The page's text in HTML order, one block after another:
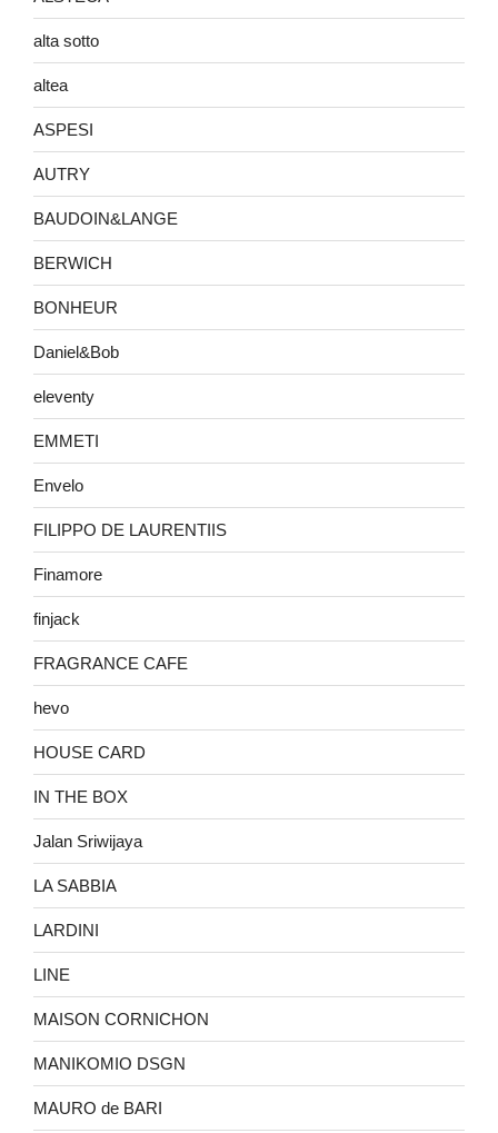
alta sotto
altea
ASPESI
AUTRY
BAUDOIN&LANGE
BERWICH
BONHEUR
Daniel&Bob
eleventy
EMMETI
Envelo
FILIPPO DE LAURENTIIS
Finamore
finjack
FRAGRANCE CAFE
hevo
HOUSE CARD
IN THE BOX
Jalan Sriwijaya
LA SABBIA
LARDINI
LINE
MAISON CORNICHON
MANIKOMIO DSGN
MAURO de BARI